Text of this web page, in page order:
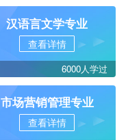
汉语言文学专业
查看详情
6000人学过
市场营销管理专业
查看详情